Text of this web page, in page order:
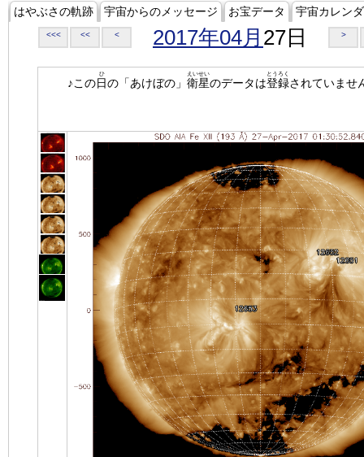
はやぶさの軌跡 宇宙からのメッセージ お宝データ 宇宙カレン
<<< << < 2017年04月 27日 >
♪この日
ひ
の「あけぼの」 衛星
えいせい
のデータは登録
とうろく
されていませ